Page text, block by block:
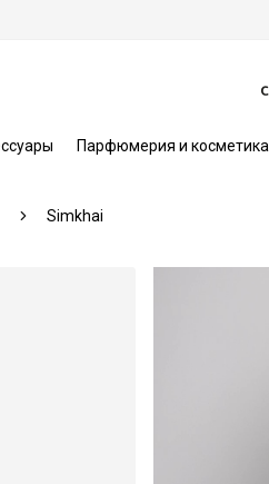
Парфюмерия и косметика
Simkhai